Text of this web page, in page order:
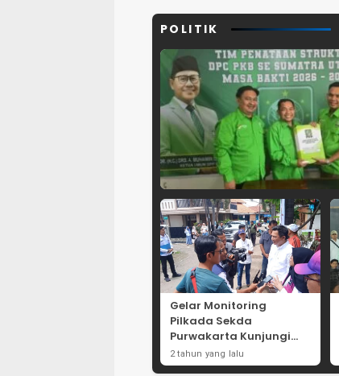
POLITIK
Gelar Monitoring
Pilkada Sekda
Purwakarta Kunjungi
Beberapa TPS Yang Ada
Di Purwakarta
2 tahun yang lalu